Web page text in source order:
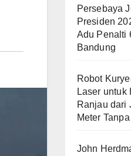
Persebaya
Presiden
Adu Penalti
Bandung
Robot
Laser untuk
Ranjau dari
Meter
John